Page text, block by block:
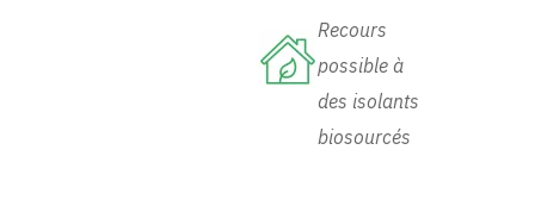
Recours
possible à
des isolants
biosourcés